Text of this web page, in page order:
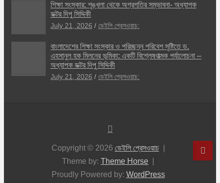
শিক্ষা সংস্কার: শৃঙ্খলা থেকে অগ্রগতির সম্ভাবনা- অধ্যাপক
ডক্টর দিপু সিদ্দিকী
July 21, 2026 ডেইলি প্রেসওয়াচ:
বাংলাদেশের শিক্ষা সংস্কার ও পরিচ্ছন্ন পরিবেশ সৃষ্টিতে ড.
এহসানুল হক মিলনের ভূমিকা: একটি বিশ্লেষণাত্মক পর্যালোচনা –
অধ্যাপক ডক্টর দিপু সিদ্দিকী
July 21, 2026 ডেইলি প্রেসওয়াচ:
Copyright © 2026 ডেইলি প্রেসওয়াচ
Theme by: Theme Horse
Proudly Powered by: WordPress